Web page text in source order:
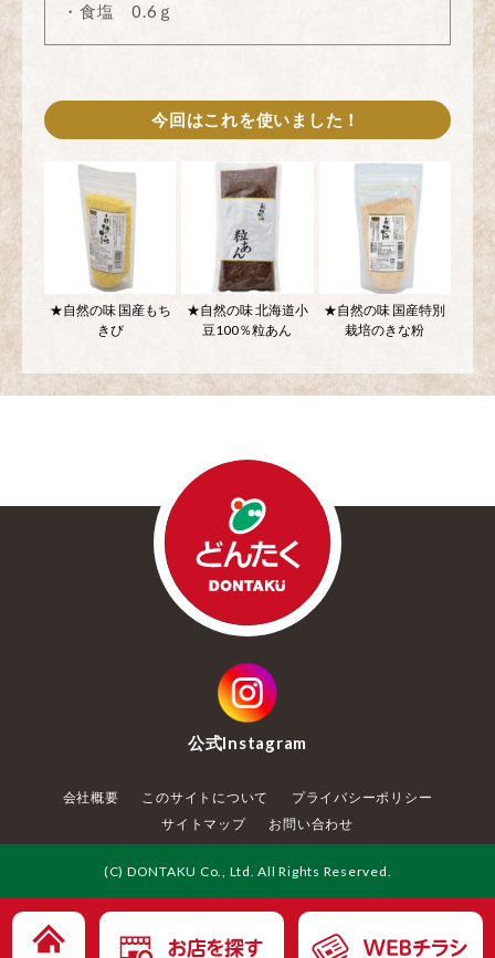
・食塩 0.6ｇ
今回はこれを使いました！
★自然の味 国産もち
きび
★自然の味 北海道小
豆100％粒あん
★自然の味 国産特別
栽培のきな粉
公式Instagram
会社概要 このサイトについて
プライバシーポリシー
サイトマップ
お問い合わせ
(C) DONTAKU Co., Ltd. All Rights Reserved.